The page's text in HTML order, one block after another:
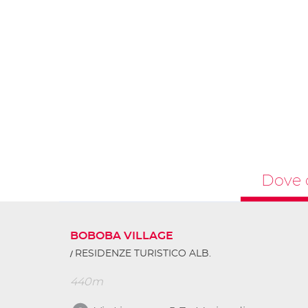
Dove
BOBOBA VILLAGE
RESIDENZE TURISTICO ALB.
440m